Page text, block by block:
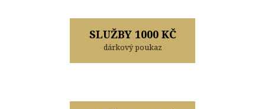
SLUŽBY 1000 KČ
dárkový poukaz